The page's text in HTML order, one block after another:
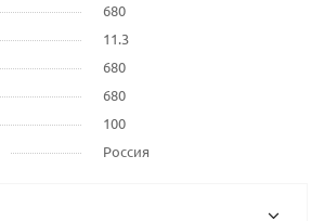
680
11.3
680
680
100
Россия